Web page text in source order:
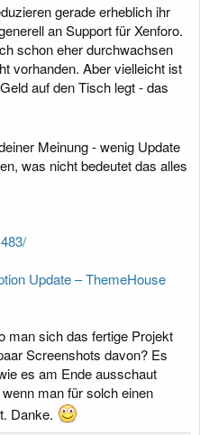
gerade erheblich ihr
an Support für Xenforo.
schon eher durchwachsen
vorhanden. Aber vielleicht ist
auf den Tisch legt - das
Meinung - wenig Update
was nicht bedeutet das alles
Update – ThemeHouse
man sich das fertige Projekt
Screenshots davon? Es
es am Ende ausschaut
man für solch einen
Danke.